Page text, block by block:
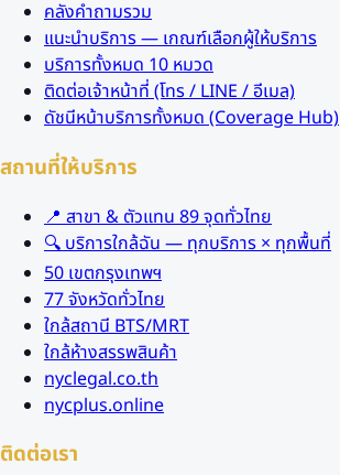
คลังคำถามรวม
แนะนำบริการ — เกณฑ์เลือกผู้ให้บริการ
บริการทั้งหมด 10 หมวด
ติดต่อเจ้าหน้าที่ (โทร / LINE / อีเมล)
ดัชนีหน้าบริการทั้งหมด (Coverage Hub)
สถานที่ให้บริการ
📍 สาขา & ตัวแทน 89 จุดทั่วไทย
🔍 บริการใกล้ฉัน — ทุกบริการ × ทุกพื้นที่
50 เขตกรุงเทพฯ
77 จังหวัดทั่วไทย
ใกล้สถานี BTS/MRT
ใกล้ห้างสรรพสินค้า
nyclegal.co.th
nycplus.online
ติดต่อเรา